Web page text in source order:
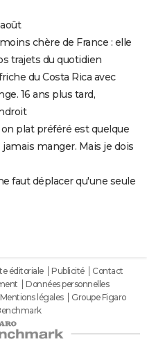
chère de France : elle
trajets du quotidien
du Costa Rica avec
16 ans plus tard,
plat préféré est quelque
manger. Mais je dois
faut déplacer qu'une seule
éditoriale Publicité
Contact
Données personnelles
Mentions légales
Groupe Figaro